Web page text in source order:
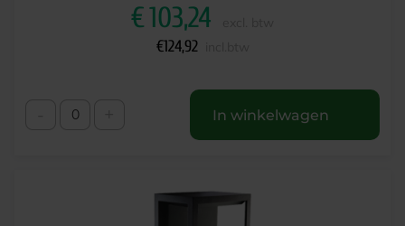
€103,24
€124,92
In winkelwagen